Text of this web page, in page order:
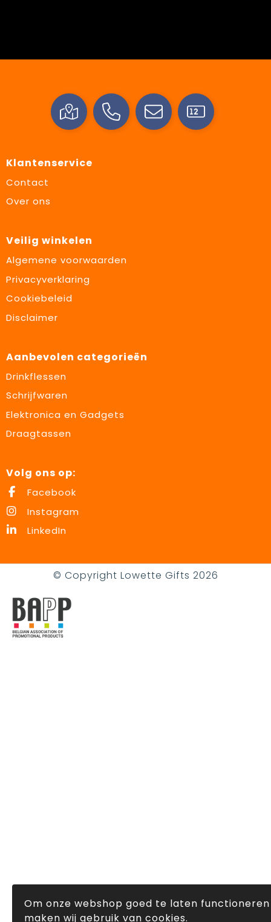
Klantenservice
Contact
Over ons
Veilig winkelen
Algemene voorwaarden
Privacyverklaring
Cookiebeleid
Disclaimer
Aanbevolen categorieën
Drinkflessen
Schrijfwaren
Elektronica en Gadgets
Draagtassen
Volg ons op:
Facebook
Instagram
LinkedIn
© Copyright Lowette Gifts 2026
Om onze webshop goed te laten functioneren
maken wij gebruik van cookies.